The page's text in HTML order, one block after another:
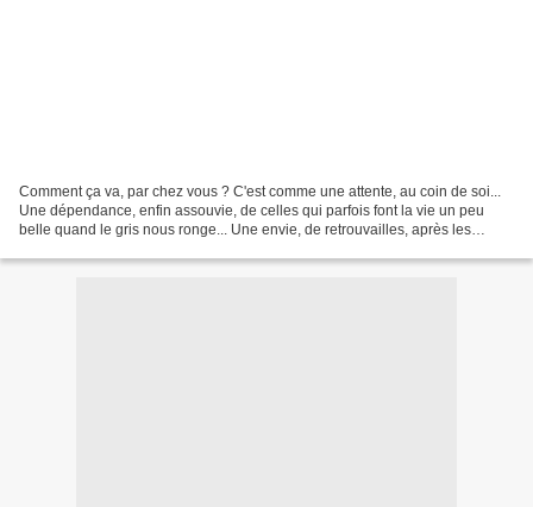
Comment ça va, par chez vous ? C'est comme une attente, au coin de soi...
Une dépendance, enfin assouvie, de celles qui parfois font la vie un peu
belle quand le gris nous ronge... Une envie, de retrouvailles, après les